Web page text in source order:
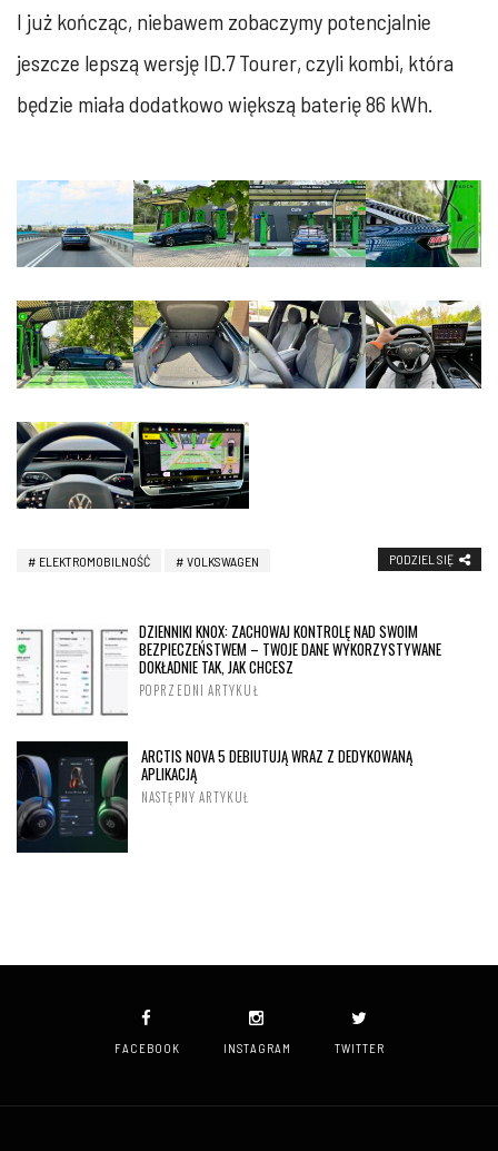
I już kończąc, niebawem zobaczymy potencjalnie
jeszcze lepszą wersję ID.7 Tourer, czyli kombi, która
będzie miała dodatkowo większą baterię 86 kWh.
ELEKTROMOBILNOŚĆ VOLKSWAGEN PODZIEL SIĘ
DZIENNIKI KNOX: ZACHOWAJ KONTROLĘ NAD SWOIM
BEZPIECZEŃSTWEM – TWOJE DANE WYKORZYSTYWANE
DOKŁADNIE TAK, JAK CHCESZ
POPRZEDNI ARTYKUŁ
ARCTIS NOVA 5 DEBIUTUJĄ WRAZ Z DEDYKOWANĄ
APLIKACJĄ
NASTĘPNY ARTYKUŁ
FACEBOOK INSTAGRAM TWITTER